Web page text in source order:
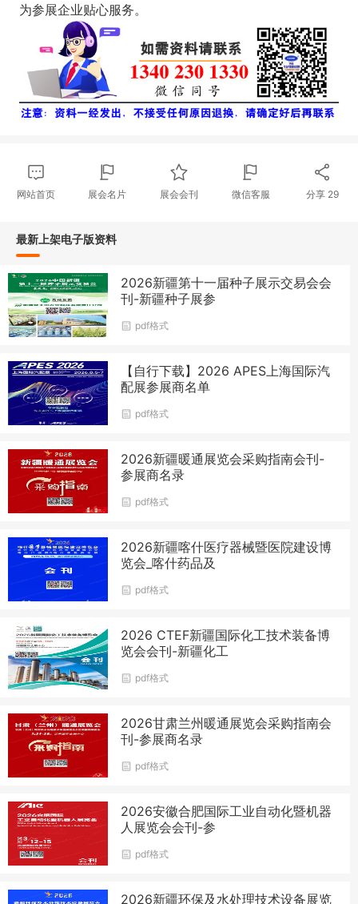
为参展企业贴心服务。
网站首页 展会名片 展会会刊 微信客服 分享 29
最新上架电子版资料
2026新疆第十一届种子展示交易会会
刊-新疆种子展参
pdf格式
【自行下载】2026 APES上海国际汽
配展参展商名单
pdf格式
2026新疆暖通展览会采购指南会刊-
参展商名录
pdf格式
2026新疆喀什医疗器械暨医院建设博
览会_喀什药品及
pdf格式
2026 CTEF新疆国际化工技术装备博
览会会刊-新疆化工
pdf格式
2026甘肃兰州暖通展览会采购指南会
刊-参展商名录
pdf格式
2026安徽合肥国际工业自动化暨机器
人展览会会刊-参
pdf格式
2026新疆环保及水处理技术设备展览